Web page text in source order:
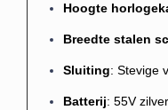
Hoogte
Breedte stalen
Sluiting: Stevige
Batterij: 55V